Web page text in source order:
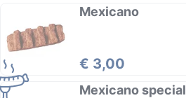
Mexicano
€ 3,00
Mexicano special